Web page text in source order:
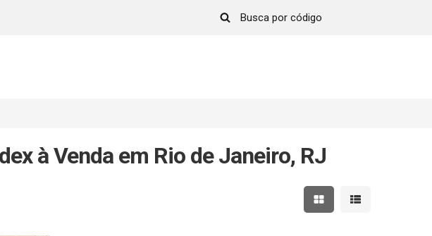
à Venda em Rio de Janeiro, RJ
Mostrar resultados em
Mostrar